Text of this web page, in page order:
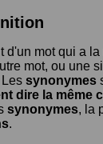
d'un mot qui a la
mot, ou une
synonymes
dire la même
synonymes, la
.